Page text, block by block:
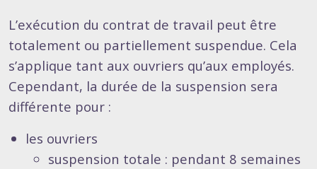
L’exécution du contrat de travail peut être
totalement ou partiellement suspendue. Cela
s’applique tant aux ouvriers qu’aux employés.
Cependant, la durée de la suspension sera
différente pour :
les ouvriers
suspension totale : pendant 8 semaines